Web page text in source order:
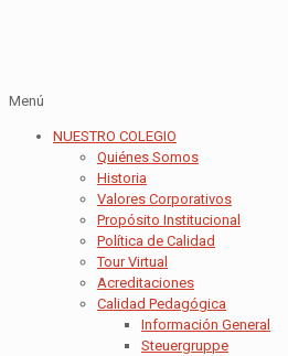
Menú
NUESTRO COLEGIO
Quiénes Somos
Historia
Valores Corporativos
Propósito Institucional
Política de Calidad
Tour Virtual
Acreditaciones
Calidad Pedagógica
Información General
Steuergruppe